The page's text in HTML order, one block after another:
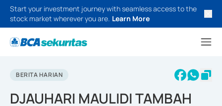
Start your investment journey with seamless access to the
stock market wherever you are. Learn More
BERITA HARIAN
DJAUHARI MAULIDI TAMBAH